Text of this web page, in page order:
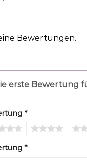
Bewertungen.
erste Bewertung
*
*